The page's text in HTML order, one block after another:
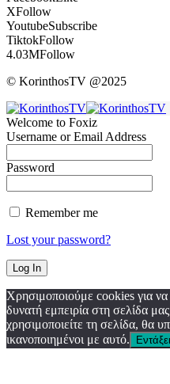
XFollow
YoutubeSubscribe
TiktokFollow
4.03MFollow
© KorinthosTV @2025
Welcome to Foxiz
Username or Email Address
Password
Remember me
Lost your password?
Χρησιμοποιούμε cookies για
δυνατή εμπειρία στη σελίδα
χρησιμοποιείτε τη σελίδα, θα
ικανοποιημένοι με αυτό.
Εντάξει